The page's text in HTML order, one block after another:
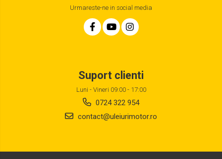
Urmareste-ne in social media
Suport clienti
Luni - Vineri 09:00 - 17:00
0724 322 954
contact@uleiurimotor.ro